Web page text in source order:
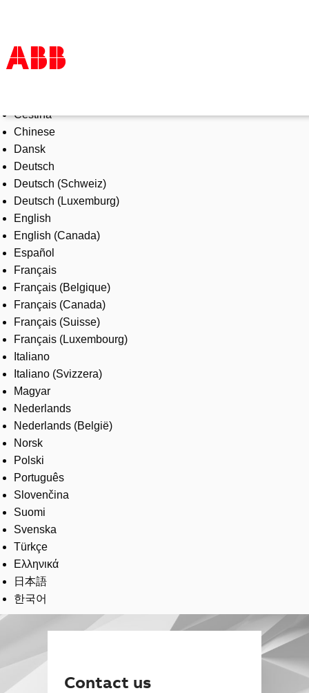
Products & Solutions
Industries
Services
About us
Where to buy
Contact us
Careers
Čeština
Chinese
Dansk
Deutsch
Deutsch (Schweiz)
Deutsch (Luxemburg)
English
English (Canada)
Español
Français
Français (Belgique)
Français (Canada)
Français (Suisse)
Français (Luxembourg)
Italiano
Italiano (Svizzera)
Magyar
Nederlands
Nederlands (België)
Norsk
Polski
Português
Slovenčina
Suomi
Svenska
Türkçe
Ελληνικά
日本語
한국어
Contact us